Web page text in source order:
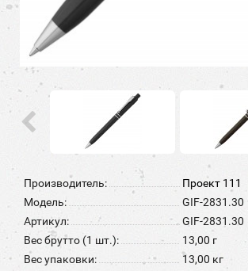
Производитель:
Проект 111
Модель:
GIF-2831.30
Артикул:
GIF-2831.30
Вес брутто (1 шт.):
13,00 г
Вес упаковки:
13,00 кг